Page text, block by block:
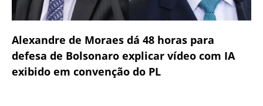
Alexandre de Moraes dá 48 horas para
defesa de Bolsonaro explicar vídeo com IA
exibido em convenção do PL